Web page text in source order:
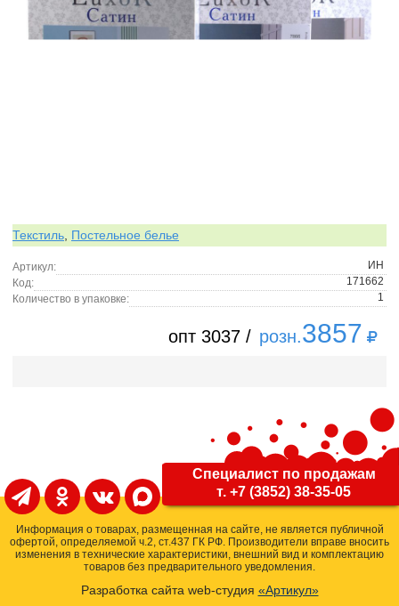
Текстиль, Постельное белье
Артикул:
ИН
Код:
171662
Количество в упаковке:
1
опт 3037 / розн.3857
Специалист по продажам
т. +7 (3852) 38-35-05
Информация о товарах, размещенная на сайте, не является публичной
офертой, определяемой ч.2, ст.437 ГК РФ. Производители вправе вносить
изменения в технические характеристики, внешний вид и комплектацию
товаров без предварительного уведомления.
Разработка сайта web-студия «Артикул»